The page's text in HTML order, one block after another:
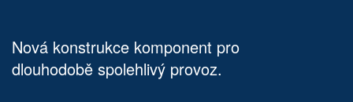
Nová konstrukce komponent pro
dlouhodobě spolehlivý provoz.